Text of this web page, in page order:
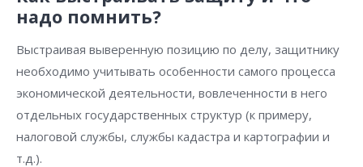
надо помнить?
Выстраивая выверенную позицию по делу, защитнику
необходимо учитывать особенности самого процесса
экономической деятельности, вовлеченности в него
отдельных государственных структур (к примеру,
налоговой службы, службы кадастра и картографии и
т.д.).